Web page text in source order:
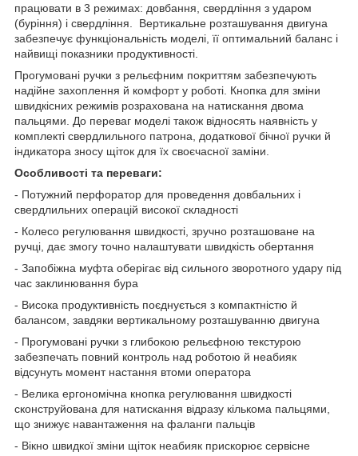
працювати в 3 режимах: довбання, свердління з ударом
(буріння) і свердління. Вертикальне розташування двигуна
забезпечує функціональність моделі, її оптимальний баланс і
найвищі показники продуктивності.
Прогумовані ручки з рельєфним покриттям забезпечують
надійне захоплення й комфорт у роботі. Кнопка для зміни
швидкісних режимів розрахована на натискання двома
пальцями. До переваг моделі також відносять наявність у
комплекті свердлильного патрона, додаткової бічної ручки й
індикатора зносу щіток для їх своєчасної заміни.
Особливості та переваги:
- Потужний перфоратор для проведення довбальних і
свердлильних операцій високої складності
- Колесо регулювання швидкості, зручно розташоване на
ручці, дає змогу точно налаштувати швидкість обертання
- Запобіжна муфта оберігає від сильного зворотного удару під
час заклинювання бура
- Висока продуктивність поєднується з компактністю й
балансом, завдяки вертикальному розташуванню двигуна
- Прогумовані ручки з глибокою рельєфною текстурою
забезпечать повний контроль над роботою й неабияк
відсунуть момент настання втоми оператора
- Велика ергономічна кнопка регулювання швидкості
сконструйована для натискання відразу кількома пальцями,
що знижує навантаження на фаланги пальців
- Вікно швидкої зміни щіток неабияк прискорює сервісне